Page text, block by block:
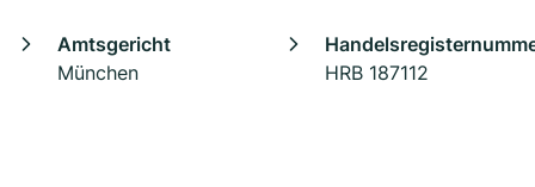
Amtsgericht
München
HRB 187112